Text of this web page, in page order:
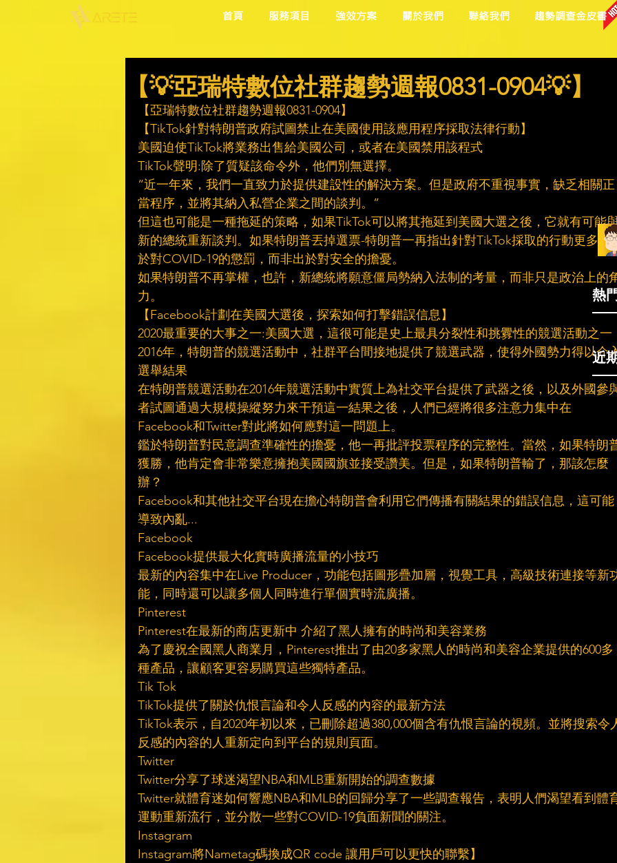
首頁 服務項目 強效方案 關於我們 聯絡我們 趨勢調查金皮書
【💡亞瑞特數位社群趨勢週報0831-0904💡】
【亞瑞特數位社群趨勢週報0831-0904】
【TikTok針對特朗普政府試圖禁止在美國使用該應用程序採取法律行動】
美國迫使TikTok將業務出售給美國公司，或者在美國禁用該程式
TikTok聲明:除了質疑該命令外，他們別無選擇。
“近一年來，我們一直致力於提供建設性的解決方案。但是政府不重視事實，缺乏相關正
當程序，並將其納入私營企業之間的談判。”
但這也可能是一種拖延的策略，如果TikTok可以將其拖延到美國大選之後，它就有可能
新的總統重新談判。如果特朗普丟掉選票-特朗普一再指出針對TikTok採取的行動更多是
於對COVID-19的懲罰，而非出於對安全的擔憂。
如果特朗普不再掌權，也許，新總統將願意僵局勢納入法制的考量，而非只是政治上的
力。
【Facebook計劃在美國大選後，探索如何打擊錯誤信息】
2020最重要的大事之一:美國大選，這很可能是史上最具分裂性和挑釁性的競選活動之一
2016年，特朗普的競選活動中，社群平台間接地提供了競選武器，使得外國勢力得以介
選舉結果
在特朗普競選活動在2016年競選活動中實質上為社交平台提供了武器之後，以及外國參
者試圖通過大規模操縱努力來干預這一結果之後，人們已經將很多注意力集中在
Facebook和Twitter對此將如何應對這一問題上。
鑑於特朗普對民意調查準確性的擔憂，他一再批評投票程序的完整性。當然，如果特朗
獲勝，他肯定會非常樂意擁抱美國國旗並接受讚美。但是，如果特朗普輸了，那該怎麼
辦？
Facebook和其他社交平台現在擔心特朗普會利用它們傳播有關結果的錯誤信息，這可能
導致內亂...
Facebook
Facebook提供最大化實時廣播流量的小技巧
最新的內容集中在Live Producer，功能包括圖形疊加層，視覺工具，高級技術連接等新
能，同時還可以讓多個人同時進行單個實時流廣播。
Pinterest
Pinterest在最新的商店更新中 介紹了黑人擁有的時尚和美容業務
為了慶祝全國黑人商業月，Pinterest推出了由20多家黑人的時尚和美容企業提供的600多
種產品，讓顧客更容易購買這些獨特產品。
Tik Tok
TikTok提供了關於仇恨言論和令人反感的內容的最新方法
TikTok表示，自2020年初以來，已刪除超過380,000個含有仇恨言論的視頻。並將搜索令
反感的內容的人重新定向到平台的規則頁面。
Twitter
Twitter分享了球迷渴望NBA和MLB重新開始的調查數據
Twitter就體育迷如何響應NBA和MLB的回歸分享了一些調查報告，表明人們渴望看到體
運動重新流行，並分散一些對COVID-19負面新聞的關注。
Instagram
Instagram將Nametag碼換成QR code 讓用戶可以更快的聯繫】
熱
近